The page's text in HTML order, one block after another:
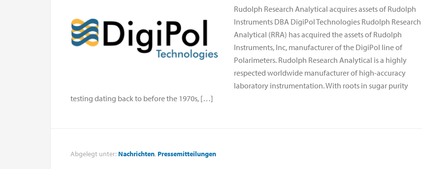
Rudolph Research Analytical acquires assets of Rudolph
Instruments DBA DigiPol Technologies Rudolph Research
Analytical (RRA) has acquired the assets of Rudolph
Instruments, Inc, manufacturer of the DigiPol line of
Polarimeters. Rudolph Research Analytical is a highly
respected worldwide manufacturer of high-accuracy
laboratory instrumentation. With roots in sugar purity
testing dating back to before the 1970s, […]
Abgelegt unter: Nachrichten, Pressemitteilungen